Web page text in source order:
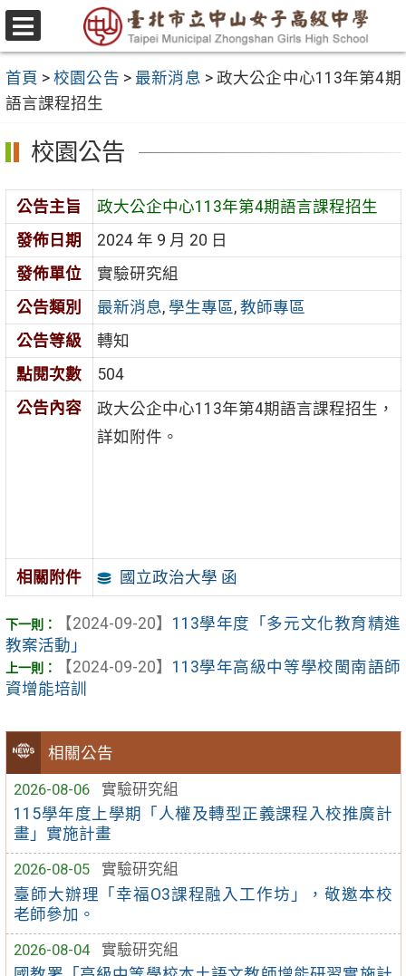
跳
至
要
內
容
區
選
單
首頁 >校園公告 > 最新消息 > 政大公企中心113年第4期
語言課程招生
相關公告
2026-08-06
實驗研究組
115學年度上學期「人權及轉型正義課程入校推廣計
畫」實施計畫
2026-08-05
實驗研究組
臺師大辦理「幸福O3課程融入工作坊」，敬邀本校
老師參加。
2026-08-04
實驗研究組
校園公告
公告主旨
政大公企中心113年第4期語言課程招生
發佈日期
2024 年 9 月 20 日
發佈單位
實驗研究組
公告類別
最新消息, 學生專區, 教師專區
公告等級
轉知
點閱次數
504
公告內容
政大公企中心113年第4期語言課程招生，
詳如附件。
相關附件 國立政治大學 函
【2024-09-20】 113學年度「多元文化教育精進
教案活動」
【2024-09-20】 113學年高級中等學校閩南語師
資增能培訓